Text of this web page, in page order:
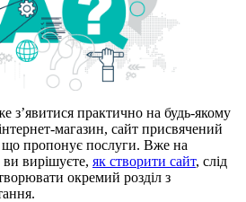
з’явитися практично на будь-якому
магазин, сайт присвячений
що пропонує послуги. Вже на
ви вирішуєте, як створити сайт, слід
окремий розділ з